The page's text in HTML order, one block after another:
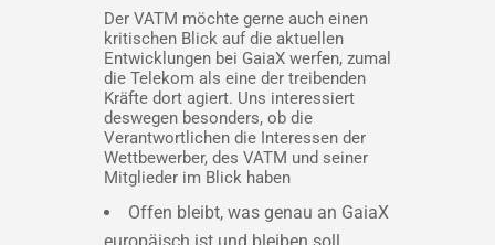
Der VATM möchte gerne auch einen
kritischen Blick auf die aktuellen
Entwicklungen bei GaiaX werfen, zumal
die Telekom als eine der treibenden
Kräfte dort agiert. Uns interessiert
deswegen besonders, ob die
Verantwortlichen die Interessen der
Wettbewerber, des VATM und seiner
Mitglieder im Blick haben
Offen bleibt, was genau an GaiaX